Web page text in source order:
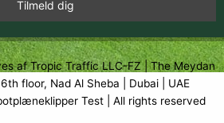
af Tropic Traffic LLC-FZ | The Meydan
floor, Nad Al Sheba | Dubai | UAE
Test | All rights reserved